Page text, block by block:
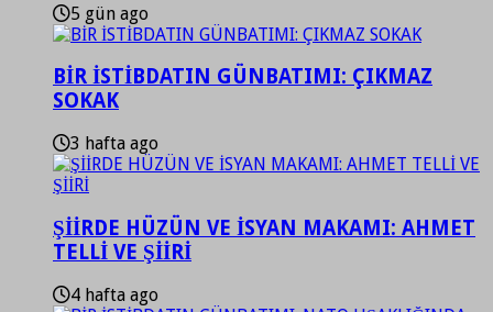
5 gün ago
BİR İSTİBDATIN GÜNBATIMI: ÇIKMAZ
SOKAK
3 hafta ago
ŞİİRDE HÜZÜN VE İSYAN MAKAMI: AHMET
TELLİ VE ŞİİRİ
4 hafta ago